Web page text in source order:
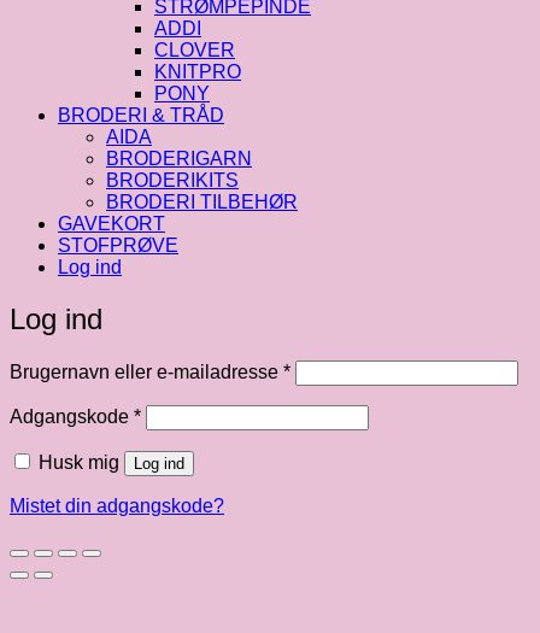
STRØMPEPINDE
ADDI
CLOVER
KNITPRO
PONY
BRODERI & TRÅD
AIDA
BRODERIGARN
BRODERIKITS
BRODERI TILBEHØR
GAVEKORT
STOFPRØVE
Log ind
Log ind
Brugernavn eller e-mailadresse *Påkrævet
Adgangskode *Påkrævet
Husk mig Log ind
Mistet din adgangskode?